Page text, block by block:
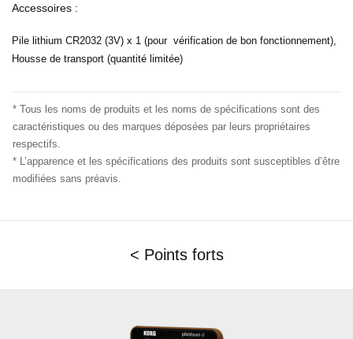
Accessoires :
Pile lithium CR2032 (3V) x 1 (pour vérification de bon fonctionnement),
Housse de transport (quantité limitée)
* Tous les noms de produits et les noms de spécifications sont des
caractéristiques ou des marques déposées par leurs propriétaires
respectifs.
* L’apparence et les spécifications des produits sont susceptibles d’être
modifiées sans préavis.
< Points forts